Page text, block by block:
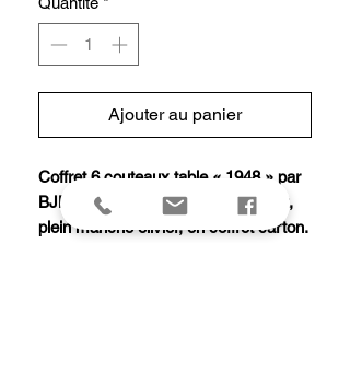
Ajouter au panier
Coffret 6 couteaux table « 1948 » par
BJB 23 cm, acier inox Z40C13 mat,
plein manche olivier, en coffret carton.